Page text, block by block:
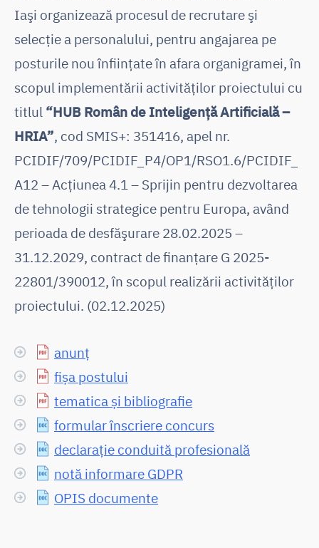
Iaşi organizează procesul de recrutare şi
selecţie a personalului, pentru angajarea pe
posturile nou înfiinţate în afara organigramei, în
scopul implementării activităţilor proiectului cu
titlul “HUB Român de Inteligență Artificială –
HRIA”, cod SMIS+: 351416, apel nr.
PCIDIF/709/PCIDIF_P4/OP1/RSO1.6/PCIDIF_
A12 – Acțiunea 4.1 – Sprijin pentru dezvoltarea
de tehnologii strategice pentru Europa, având
perioada de desfăşurare 28.02.2025 –
31.12.2029, contract de finanţare G 2025-
22801/390012, în scopul realizării activităților
proiectului. (02.12.2025)
anunț
fișa postului
tematica și bibliografie
formular înscriere concurs
declarație conduită profesională
notă informare GDPR
OPIS documente